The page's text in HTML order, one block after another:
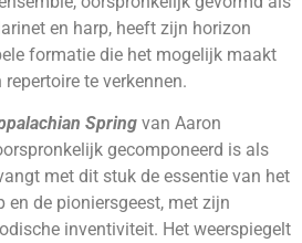
en harp, heeft zijn horizon
formatie die het mogelijk maakt
te verkennen.
Spring van Aaron
gecomponeerd is als
met dit stuk de essentie van het
de pioniersgeest, met zijn
inventiviteit. Het weerspiegelt